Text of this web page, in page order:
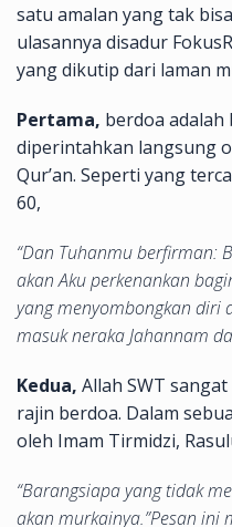
satu amalan yang tak
ulasannya disadur
yang dikutip dari laman
Pertama, berdoa
diperintahkan langsung
Qur’an. Seperti yang
60,
“Dan Tuhanmu berfirman:
akan Aku perkenankan
yang menyombongkan diri
masuk neraka Jahannam
Kedua, Allah SWT
rajin berdoa. Dalam
oleh Imam Tirmidzi,
“Barangsiapa yang tidak
akan murkainya.”Pesan ini